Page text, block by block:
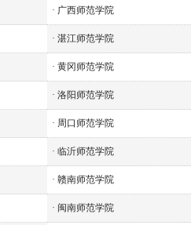
· 广西师范学院
· 湛江师范学院
· 黄冈师范学院
· 洛阳师范学院
· 周口师范学院
· 临沂师范学院
· 赣南师范学院
· 闽南师范学院